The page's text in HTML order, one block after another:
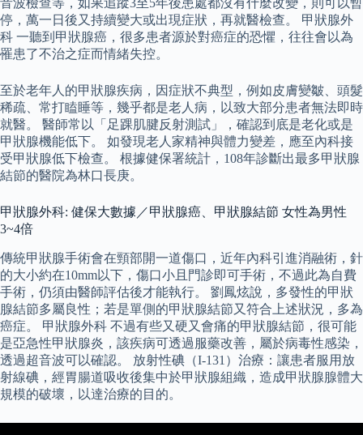
音波檢查等，如果追蹤3至5年後患處都沒有什麼改變，則可以暫
停，萬一日後又持續變大或出現症狀，再就醫檢查。 甲狀腺外
科 一聽到甲狀腺癌，很多患者源於對癌症的恐懼，往往會以為
罹患了不治之症而情緒失控。
至於老年人的甲狀腺疾病，因症狀不典型，例如皮膚變皺、頭髮
稀疏、常打瞌睡等，幾乎都是老人病，以致大部分患者無法即時
就醫。 醫師常以「足踝肌腱反射測試」，確認到底是老化或是
甲狀腺機能低下。 如發現老人家精神與體力變差，應至內科接
受甲狀腺低下檢查。 根據健保署統計，108年診斷出最多甲狀腺
結節的醫院為林口長庚。
甲狀腺外科: 健保大數據／甲狀腺癌、甲狀腺結節 女性為男性
3~4倍
傳統甲狀腺手術會在頸部開一道傷口，近年內科引進消融術，針
的大小約在10mm以下，傷口小且門診即可手術，不過此為自費
手術，仍須由醫師評估後才能執行。 劉鳳炫說，多發性的甲狀
腺結節多屬良性；若是單側的甲狀腺結節又符合上述狀況，多為
癌症。 甲狀腺外科 不過有些又硬又會痛的甲狀腺結節，很可能
是亞急性甲狀腺炎，該疾病可透過服藥改善，屬於病毒性感染，
透過超音波可以確認。 放射性碘（I-131）治療：讓患者服用放
射線碘，經胃腸道吸收後集中於甲狀腺組織，造成甲狀腺腺體大
規模的破壞，以達治療的目的。